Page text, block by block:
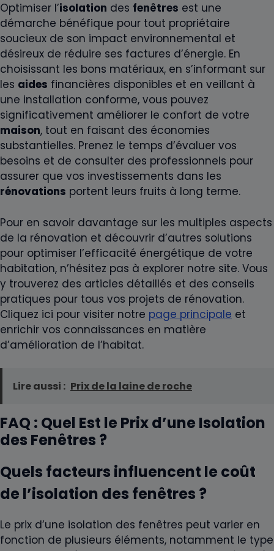
Optimiser l’isolation des fenêtres est une
démarche bénéfique pour tout propriétaire
soucieux de son impact environnemental et
désireux de réduire ses factures d’énergie. En
choisissant les bons matériaux, en s’informant sur
les aides financières disponibles et en veillant à
une installation conforme, vous pouvez
significativement améliorer le confort de votre
maison, tout en faisant des économies
substantielles. Prenez le temps d’évaluer vos
besoins et de consulter des professionnels pour
assurer que vos investissements dans les
rénovations portent leurs fruits à long terme.
Pour en savoir davantage sur les multiples aspects
de la rénovation et découvrir d’autres solutions
pour optimiser l’efficacité énergétique de votre
habitation, n’hésitez pas à explorer notre site. Vous
y trouverez des articles détaillés et des conseils
pratiques pour tous vos projets de rénovation.
Cliquez ici pour visiter notre page principale et
enrichir vos connaissances en matière
d’amélioration de l’habitat.
Lire aussi : Prix de la laine de roche
FAQ : Quel Est le Prix d’une Isolation
des Fenêtres ?
Quels facteurs influencent le coût
de l’isolation des fenêtres ?
Le prix d’une isolation des fenêtres peut varier en
fonction de plusieurs éléments, notamment le type